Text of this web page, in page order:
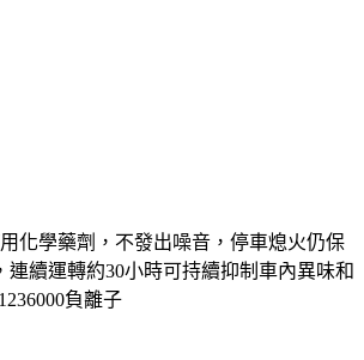
化學藥劑，不發出噪音，停車熄火仍保
連續運轉約30小時可持續抑制車內異味和
負離子